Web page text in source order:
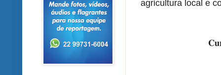
agricultura local e